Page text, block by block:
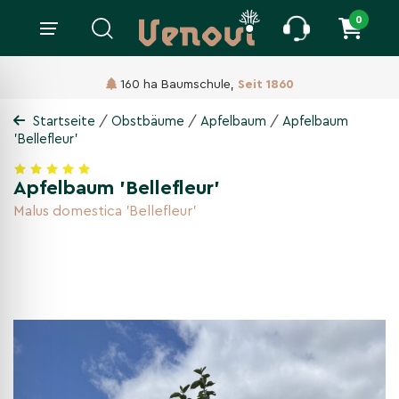
0
160 ha Baumschule, Seit 1860
Startseite / Obstbäume / Apfelbaum / Apfelbaum
'Bellefleur'
Apfelbaum 'Bellefleur'
Malus domestica 'Bellefleur'